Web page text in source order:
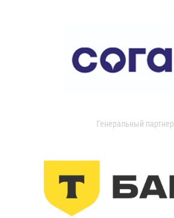
Генеральный партнер